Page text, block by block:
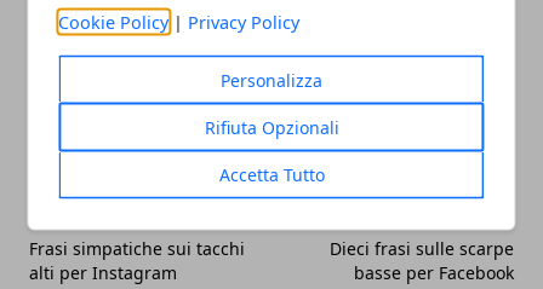
Cookie Policy | Privacy Policy
Personalizza
Rifiuta Opzionali
Accetta Tutto
Whatsapp
Frasi simpatiche sui tacchi
alti per Instagram
Dieci frasi sulle scarpe
basse per Facebook